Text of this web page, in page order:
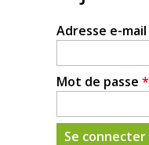
Adresse e-mail
Mot de passe *